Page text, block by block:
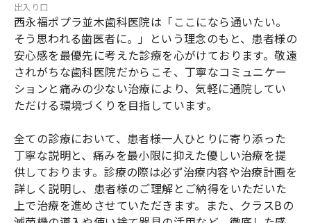
出入り口
西永福ポプラ並木歯科医院は「ここになら通いたい。
そう思われる歯医者に。」という理念のもと、患者様の
安心感を最優先に考えた診療を心がけております。敬遠
されがちな歯科医院だからこそ、丁寧なコミュニケー
ションと痛みの少ない治療により、気軽に通院してい
ただける環境づくりを目指しています。
全ての診療において、患者様一人ひとりに寄り添った
丁寧な説明と、痛みを最小限に抑えた優しい治療を提
供しております。診療の際は必ず治療内容や治療計画を
詳しく説明し、患者様のご理解とご納得をいただいた
上で治療を進めさせていただきます。また、クラスBの